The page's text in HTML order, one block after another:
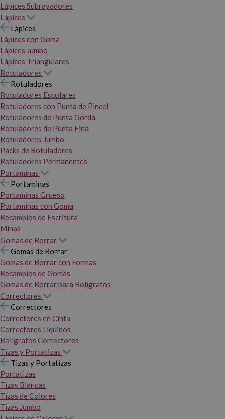
Lápices Subrayadores
Lápices
Lápices
Lápices con Goma
Lápices Jumbo
Lápices Triangulares
Rotuladores
Rotuladores
Rotuladores Escolares
Rotuladores con Punta de Pincel
Rotuladores de Punta Gorda
Rotuladores de Punta Fina
Rotuladores Jumbo
Packs de Rotuladores
Rotuladores Permanentes
Portaminas
Portaminas
Portaminas Grueso
Portaminas con Goma
Recambios de Escritura
Minas
Gomas de Borrar
Gomas de Borrar
Gomas de Borrar con Formas
Recambios de Gomas
Gomas de Borrar para Bolígrafos
Correctores
Correctores
Correctores en Cinta
Correctores Líquidos
Bolígrafos Correctores
Tizas y Portatizas
Tizas y Portatizas
Portatizas
Tizas Blancas
Tizas de Colores
Tizas Jumbo